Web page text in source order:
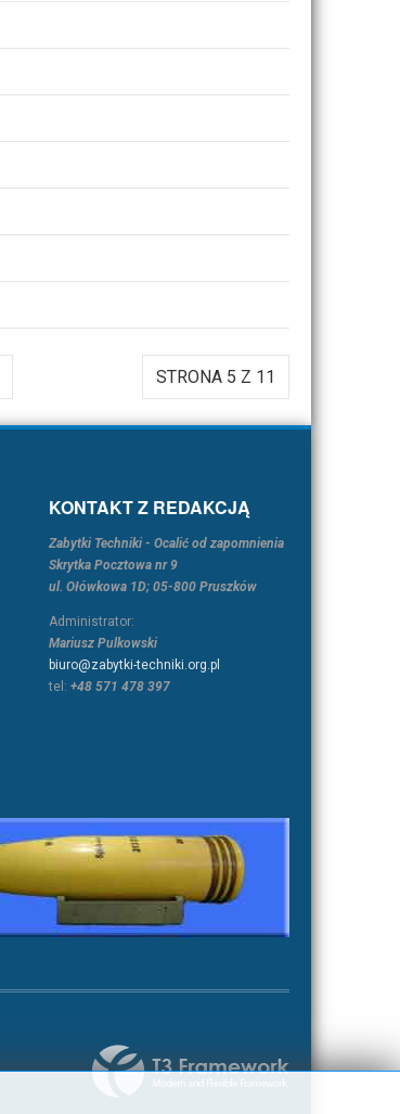
STRONA 5 Z 11
KONTAKT Z REDAKCJĄ
Zabytki Techniki - Ocalić od zapomnienia
Skrytka Pocztowa nr 9
ul. Ołówkowa 1D; 05-800 Pruszków
Administrator:
Mariusz Pulkowski
biuro@zabytki-techniki.org.pl
tel: +48 571 478 397